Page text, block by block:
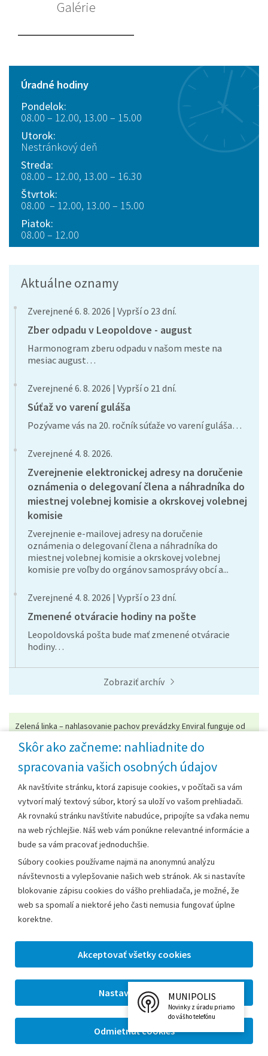
Skôr ako začneme: nahliadnite do
spracovania vašich osobných údajov
Ak navštívite stránku, ktorá zapisuje cookies, v počítači sa vám
vytvorí malý textový súbor, ktorý sa uloží vo vašom prehliadači.
Ak rovnakú stránku navštívite nabudúce, pripojíte sa vďaka nemu
na web rýchlejšie. Náš web vám ponúkne relevantné informácie a
bude sa vám pracovať jednoduchšie.
Súbory cookies používame najmä na anonymnú analýzu
návštevnosti a vylepšovanie našich web stránok. Ak si nastavíte
blokovanie zápisu cookies do vášho prehliadača, je možné, že
web sa spomalí a niektoré jeho časti nemusia fungovať úplne
korektne.
Galérie
Úradné hodiny
Pondelok:
08.00 – 12.00, 13.00 – 15.00
Utorok:
Nestránkový deň
Streda:
08.00 – 12.00, 13.00 – 16.30
Štvrtok:
08.00 – 12.00, 13.00 – 15.00
Piatok:
08.00 – 12.00
Aktuálne oznamy
Zverejnené 6. 8. 2026 | Vyprší o 23 dní.
Zber odpadu v Leopoldove - august
Harmonogram zberu odpadu v našom meste na
mesiac august…
Zverejnené 6. 8. 2026 | Vyprší o 21 dní.
Súťaž vo varení guláša
Pozývame vás na 20. ročník súťaže vo varení guláša…
Zverejnené 4. 8. 2026.
Zverejnenie elektronickej adresy na doručenie
oznámenia o delegovaní člena a náhradníka do
miestnej volebnej komisie a okrskovej volebnej
komisie
Zverejnenie e-mailovej adresy na doručenie
oznámenia o delegovaní člena a náhradníka do
miestnej volebnej komisie a okrskovej volebnej
komisie pre voľby do orgánov samosprávy obcí a...
Zverejnené 4. 8. 2026 | Vyprší o 23 dní.
Zmenené otváracie hodiny na pošte
Leopoldovská pošta bude mať zmenené otváracie
hodiny…
Zobraziť archív
Zelená linka – nahlasovanie pachov prevádzky Enviral funguje od
roku 2017
0905 349 554
V pracovnej dobe je na linke pracovník životného prostredia. V
zriadená aj e-mailová adresaobcianska.linka@enviengroup.eu.
Domov / Mapa stránok / Kontakty / Mapa Leopoldova
Ochrana osobných údajov / Vyhlásenie o prístupnosti /
Technická podpora
Za obsah zodpovedá:
Mestský úrad Leopoldov
Hlohovská cesta 1818/2A
920 41 Leopoldov
MUNIPOLIS
Novinky z úradu priamo
do vášho telefónu